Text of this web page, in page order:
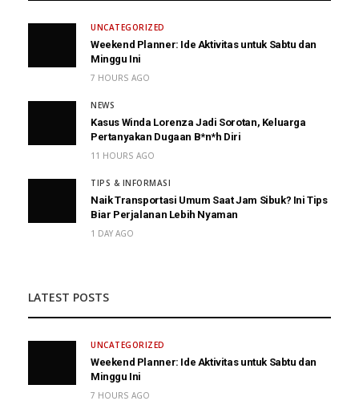
UNCATEGORIZED
Weekend Planner: Ide Aktivitas untuk Sabtu dan
Minggu Ini
7 HOURS AGO
NEWS
Kasus Winda Lorenza Jadi Sorotan, Keluarga
Pertanyakan Dugaan B*n*h Diri
11 HOURS AGO
TIPS & INFORMASI
Naik Transportasi Umum Saat Jam Sibuk? Ini Tips
Biar Perjalanan Lebih Nyaman
1 DAY AGO
LATEST POSTS
UNCATEGORIZED
Weekend Planner: Ide Aktivitas untuk Sabtu dan
Minggu Ini
7 HOURS AGO